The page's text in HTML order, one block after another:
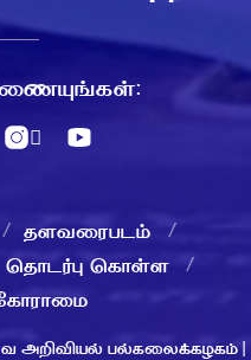
தளவரைபடம்
தொடர்பு கொள்ள
அறிவியல் பல்கலைக்கழகம் |